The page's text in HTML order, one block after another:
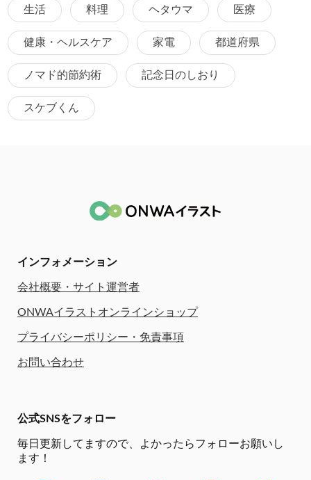
生活 料理 ヘタウマ 医療
健康・ヘルスケア 家電 都道府県
ノマド的節約術 記念日のしおり
スケブくん
インフォメーション
会社概要・サイト運営者
ONWAイラストオンラインショップ
プライバシーポリシー・免責事項
お問い合わせ
公式SNSをフォロー
毎日更新してますので、
よかったらフォローお願いし
ます！